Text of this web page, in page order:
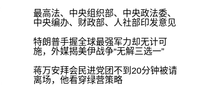
最高法、中央组织部、中央政法委、
中央编办、财政部、人社部印发意见
特朗普手握全球最强军力却无计可
施，外媒揭美伊战争“无解三选一”
蒋万安拜会民进党团不到20分钟被请
离场，他看穿绿营策略